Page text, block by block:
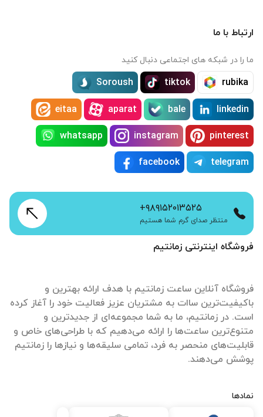
فروشگاه اینترنتی زمانتیم
فروشگاه آنلاین ساعت زمانتیم با هدف ارائه بهترین و
باکیفیت‌ترین ساات‌ به مشتریان عزیز فعالیت خود را آغاز کرده
است. در زمانتیم، ما به شما مجموعه‌ای از جدیدترین و
متنوع‌ترین ساعت‌ها را ارائه می‌دهیم که با طراحی‌های خاص و
قابلیت‌های منحصر به فرد، تمامی سلیقه‌ها و نیازها را زمانتیم
پوشش می‌دهند.
نمادها
ارتباط با ما
ما را در شبکه های اجتماعی دنبال کنید
rubika
tiktok
Soroush
linkedin
bale
aparat
eitaa
pinterest
instagram
whatsapp
telegram
facebook
+۹۸۹۱۵۲۰۱۳۵۲۵
منتظر صدای گرم شما هستیم